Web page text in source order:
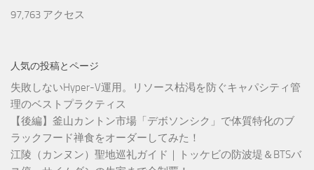
97,763 アクセス
人気の投稿とページ
失敗しないHyper-V運用。リソース枯渇を防ぐキャパシティ管
理のベストプラクティス
【後編】釜山カントン市場「デボソンシク」で体質特化のブ
ラックフード禅食をオーダーしてみた！
江陵（カンヌン）聖地巡礼ガイド｜トッケビの防波堤＆BTSバ